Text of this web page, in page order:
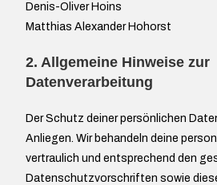
Denis-Oliver Hoins
Matthias Alexander Hohorst
2. Allgemeine Hinweise zur
Datenverarbeitung
Der Schutz deiner persönlichen
Anliegen. Wir behandeln deine
vertraulich und entsprechend den
Datenschutzvorschriften sowie